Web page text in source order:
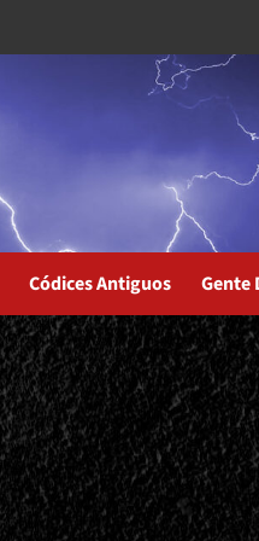
Códices Antiguos Gente